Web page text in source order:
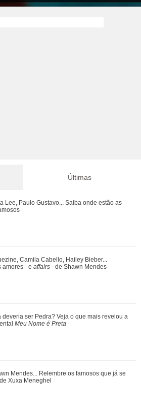
Camila Cabello, Hailey Bieber...
- e affairs - de Shawn ...
deveria ser Pedra? Veja o que mais revelou a
Meu Nome é Preta
anuncia pausa na carreira após críticas ao
faz desabafo em show sobre decisão de
Não foi uma reação...
Últimas
Lee, Paulo Gustavo... Saiba onde estão as
Camila Cabello, Hailey Bieber...
amores - e affairs - de Shawn Mendes
deveria ser Pedra? Veja o que mais revelou a
Meu Nome é Preta
Mendes... Relembre os famosos que já se
Xuxa Meneghel